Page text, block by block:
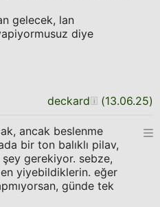
gelecek, lan
diye
deckard (13.06.25)
ancak beslenme
bir ton balıklı pilav,
gerekiyor. sebze,
yiyebildiklerin. eğer
günde tek